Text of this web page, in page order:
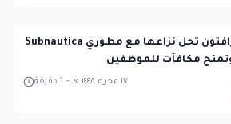
كرافتون تحل نزاعها مع مطوري Subnautica
1 دقيقة - ١٧ محرم ١٤٤٨ هـ